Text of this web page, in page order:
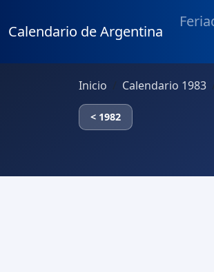
Calendario de Argentina
Inicio Calendario 1983
< 1982